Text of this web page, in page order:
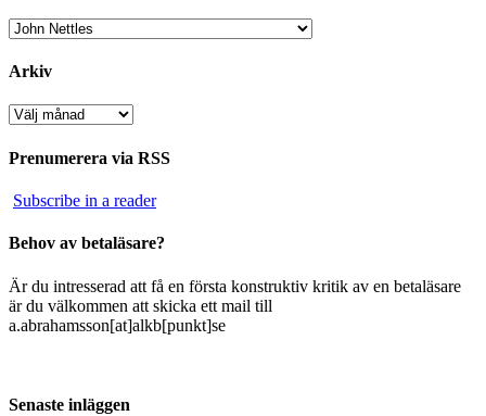
Kategorier
Arkiv
Arkiv
Prenumerera via RSS
Subscribe in a reader
Behov av betaläsare?
Är du intresserad att få en första konstruktiv kritik av en betaläsare
är du välkommen att skicka ett mail till
a.abrahamsson[at]alkb[punkt]se
Senaste inläggen